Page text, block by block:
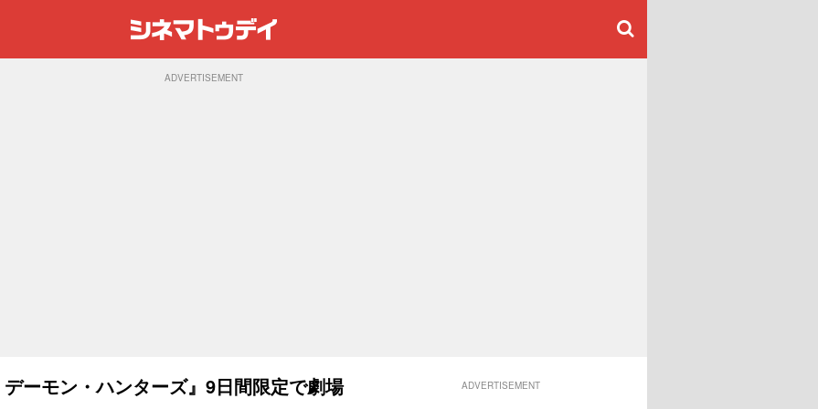
ADVERTISEMENT
ーモン・ハンターズ』9日間限定で劇場
ADVERTISEMENT